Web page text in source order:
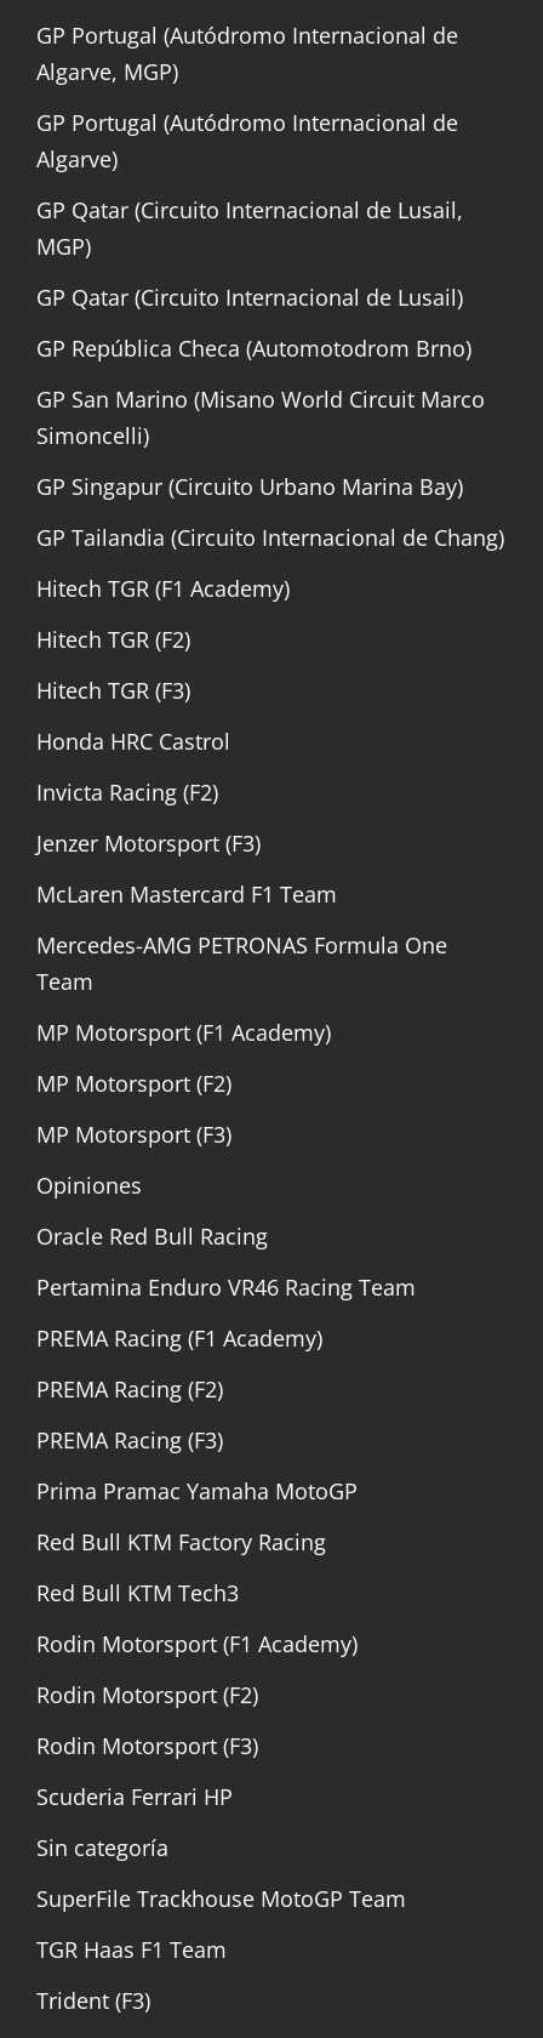
GP Portugal (Autódromo Internacional de
Algarve, MGP)
GP Portugal (Autódromo Internacional de
Algarve)
GP Qatar (Circuito Internacional de Lusail,
MGP)
GP Qatar (Circuito Internacional de Lusail)
GP República Checa (Automotodrom Brno)
GP San Marino (Misano World Circuit Marco
Simoncelli)
GP Singapur (Circuito Urbano Marina Bay)
GP Tailandia (Circuito Internacional de Chang)
Hitech TGR (F1 Academy)
Hitech TGR (F2)
Hitech TGR (F3)
Honda HRC Castrol
Invicta Racing (F2)
Jenzer Motorsport (F3)
McLaren Mastercard F1 Team
Mercedes-AMG PETRONAS Formula One
Team
MP Motorsport (F1 Academy)
MP Motorsport (F2)
MP Motorsport (F3)
Opiniones
Oracle Red Bull Racing
Pertamina Enduro VR46 Racing Team
PREMA Racing (F1 Academy)
PREMA Racing (F2)
PREMA Racing (F3)
Prima Pramac Yamaha MotoGP
Red Bull KTM Factory Racing
Red Bull KTM Tech3
Rodin Motorsport (F1 Academy)
Rodin Motorsport (F2)
Rodin Motorsport (F3)
Scuderia Ferrari HP
Sin categoría
SuperFile Trackhouse MotoGP Team
TGR Haas F1 Team
Trident (F3)